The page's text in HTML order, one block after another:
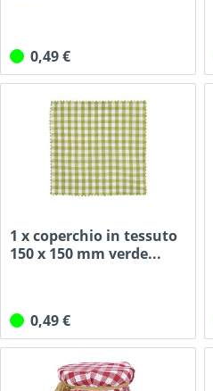
0,49 €
1 x coperchio in tessuto
150 x 150 mm verde...
0,49 €